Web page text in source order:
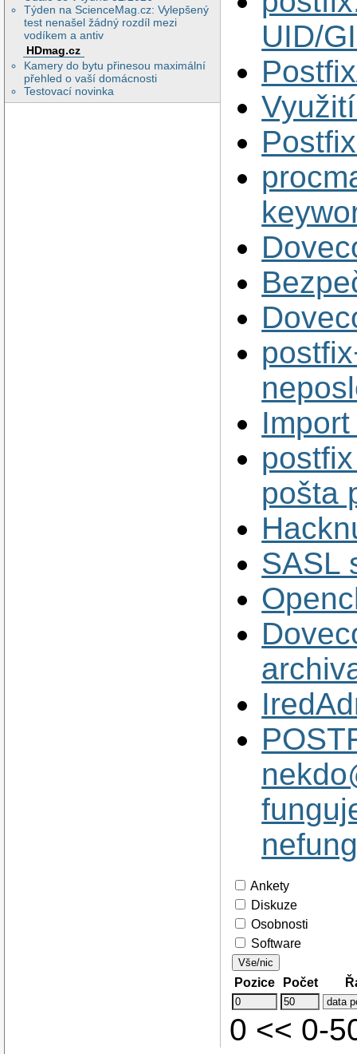
Týden na ScienceMag.cz: Vylepšený
test nenašel žádný rozdíl mezi
vodíkem a antiv
HDmag.cz
Kamery do bytu přinesou maximální
přehled o vaší domácnosti
Testovací novinka
UID/
pošta
SASL
Ankety
Diskuze
Osobnosti
Software
Vše/nic
Pozice Počet
0 << 0-